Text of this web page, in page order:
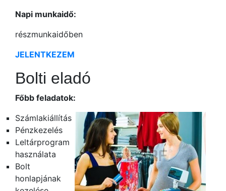
Napi munkaidő:
részmunkaidőben
JELENTKEZEM
Bolti eladó
Főbb feladatok:
Számlakiállítás
Pénzkezelés
Leltárprogram
használata
Bolt
honlapjának